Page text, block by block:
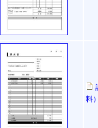
料